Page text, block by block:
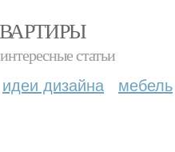
статьи
идеи дизайна мебель